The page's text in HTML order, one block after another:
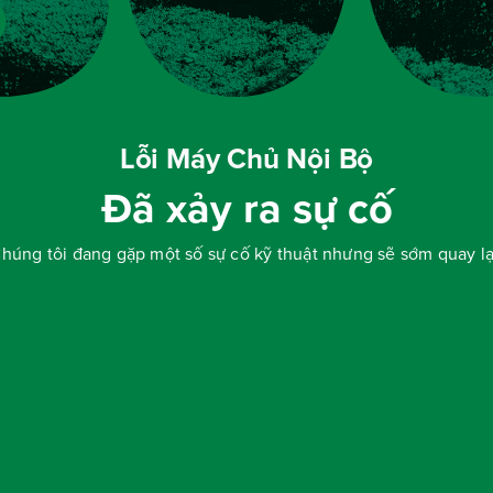
Lỗi Máy Chủ Nội Bộ
Đã xảy ra sự cố
tôi đang gặp một số sự cố kỹ thuật nhưng sẽ sớm quay